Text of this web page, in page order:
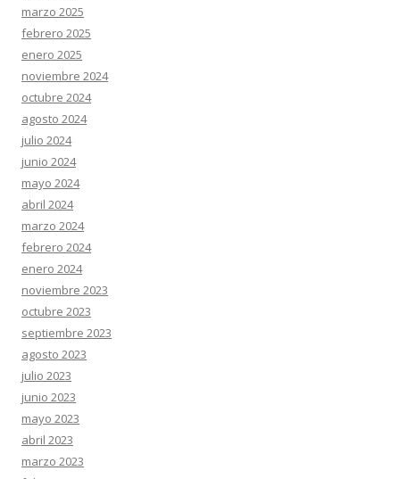
marzo 2025
febrero 2025
enero 2025
noviembre 2024
octubre 2024
agosto 2024
julio 2024
junio 2024
mayo 2024
abril 2024
marzo 2024
febrero 2024
enero 2024
noviembre 2023
octubre 2023
septiembre 2023
agosto 2023
julio 2023
junio 2023
mayo 2023
abril 2023
marzo 2023